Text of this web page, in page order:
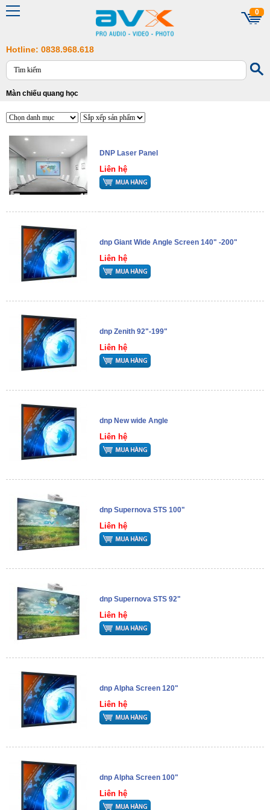
0
Hotline: 0838.968.618
Màn chiếu quang học
DNP Laser Panel
Liên hệ
dnp Giant Wide Angle Screen 140" -200"
Liên hệ
dnp Zenith 92"-199"
Liên hệ
dnp New wide Angle
Liên hệ
dnp Supernova STS 100"
Liên hệ
dnp Supernova STS 92"
Liên hệ
dnp Alpha Screen 120"
Liên hệ
dnp Alpha Screen 100"
Liên hệ